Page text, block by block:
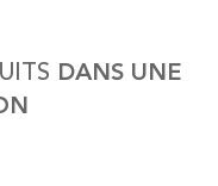
jusqu’au déclic.
vous aurez
DANS UNE